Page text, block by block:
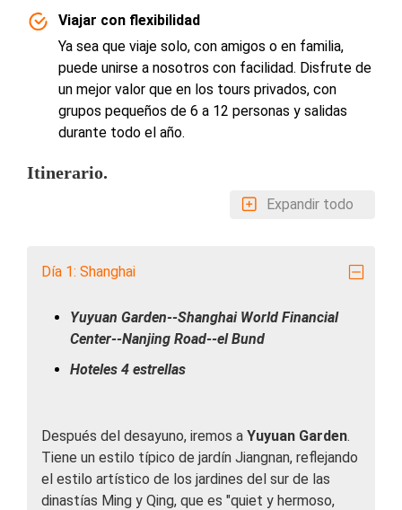
Viajar con flexibilidad
Ya sea que viaje solo, con amigos o en familia,
puede unirse a nosotros con facilidad. Disfrute de
un mejor valor que en los tours privados, con
grupos pequeños de 6 a 12 personas y salidas
durante todo el año.
Itinerario.
Expandir todo
Día 1: Shanghai
Yuyuan Garden--Shanghai World Financial
Center--Nanjing Road--el Bund
Hoteles 4 estrellas
Después del desayuno, iremos a Yuyuan Garden.
Tiene un estilo típico de jardín Jiangnan, reflejando
el estilo artístico de los jardines del sur de las
dinastías Ming y Qing, que es "quiet y hermoso,